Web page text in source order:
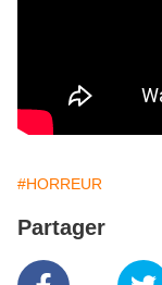
#HORREUR
Partager